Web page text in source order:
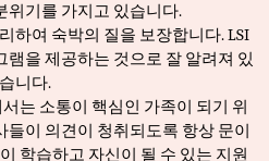
위기를 가지고 있습니다.
하여 숙박의 질을 보장합니다. LSI
램을 제공하는 것으로 잘 알려져 있
습니다.
는 소통이 핵심인 가족이 되기 위
이 의견이 청취되도록 항상 문이
학습하고 자신이 될 수 있는 지원